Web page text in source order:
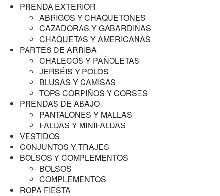
PRENDA EXTERIOR
ABRIGOS Y CHAQUETONES
CAZADORAS Y GABARDINAS
CHAQUETAS Y AMERICANAS
PARTES DE ARRIBA
CHALECOS Y PAÑOLETAS
JERSÉIS Y POLOS
BLUSAS Y CAMISAS
TOPS CORPIÑOS Y CORSES
PRENDAS DE ABAJO
PANTALONES Y MALLAS
FALDAS Y MINIFALDAS
VESTIDOS
CONJUNTOS Y TRAJES
BOLSOS Y COMPLEMENTOS
BOLSOS
COMPLEMENTOS
ROPA FIESTA